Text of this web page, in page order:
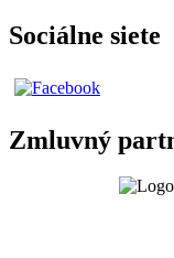
Sociálne siete
Zmluvný